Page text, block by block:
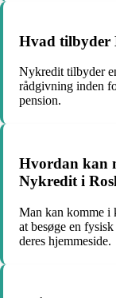
Hvad tilbyder
Nykredit tilbyder
rådgivning inden
pension.
Hvordan kan
Nykredit i
Man kan komme i
at besøge en
deres hjemmeside.